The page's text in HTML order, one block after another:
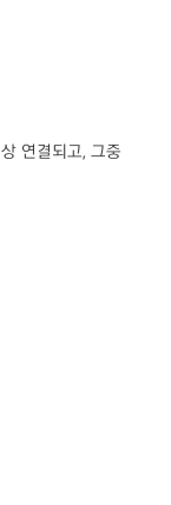
연결되고, 그중